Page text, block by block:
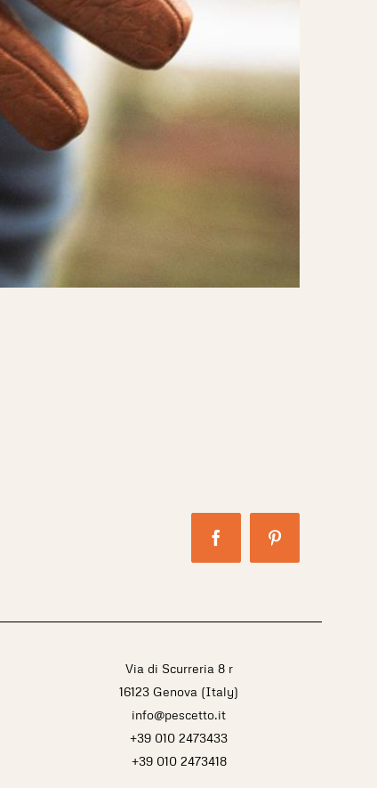
FacebookPinterest
Via di Scurreria 8 r
16123 Genova (Italy)
info@pescetto.it
+39 010 2473433
+39 010 2473418